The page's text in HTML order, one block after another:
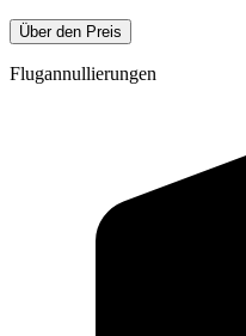
Über den Preis
Flugannullierungen